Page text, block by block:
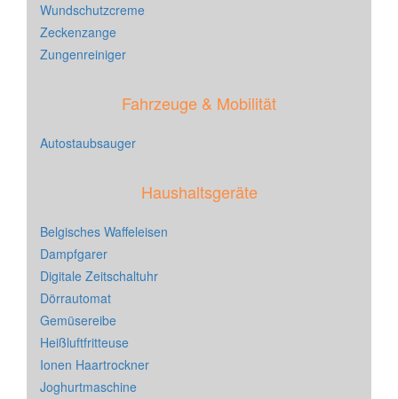
Wundschutzcreme
Zeckenzange
Zungenreiniger
Fahrzeuge & Mobilität
Autostaubsauger
Haushaltsgeräte
Belgisches Waffeleisen
Dampfgarer
Digitale Zeitschaltuhr
Dörrautomat
Gemüsereibe
Heißluftfritteuse
Ionen Haartrockner
Joghurtmaschine